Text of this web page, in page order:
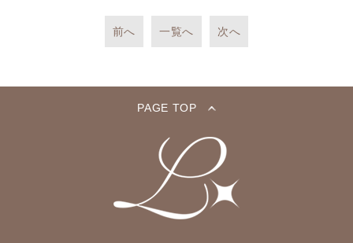
前へ 一覧へ 次へ
PAGE TOP